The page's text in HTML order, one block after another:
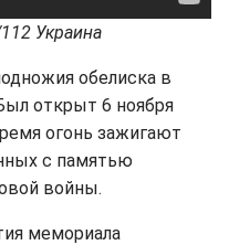
Украина
обелиска в
открыт 6 ноября
огонь зажигают
с памятью
войны.
мемориала